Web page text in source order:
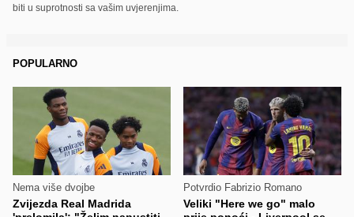
biti u suprotnosti sa vašim uvjerenjima.
POPULARNO
Nema više dvojbe
Zvijezda Real Madrida
Potvrdio Fabrizio Romano
Veliki "Here we go" malo